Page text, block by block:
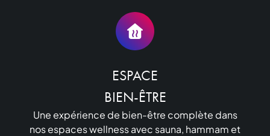
ESPACE
BIEN-ÊTRE
Une expérience de bien-être complète dans
nos espaces wellness avec sauna, hammam et